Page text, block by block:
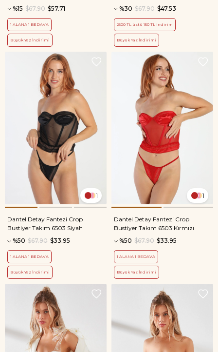
%15
$57.71
$67.90
1 ALANA 1 BEDAVA
Büyük Yaz İndirimi
%30
$47.53
$67.90
2500 TL üstü 150 TL indirim
Büyük Yaz İndirimi
1
Dantel Detay Fantezi Crop
Bustiyer Takım 6503 Siyah
%50
$33.95
$67.90
1 ALANA 1 BEDAVA
Büyük Yaz İndirimi
1
Dantel Detay Fantezi Crop
Bustiyer Takım 6503 Kırmızı
%50
$33.95
$67.90
1 ALANA 1 BEDAVA
Büyük Yaz İndirimi